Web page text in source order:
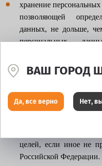
хранение
позволяющей
данных, не дольше,
персональных
законом,
обрабатываемые
целей, если иное не
Российской Федерации.
ВАШ ГОРОД
Да, все верно Нет,